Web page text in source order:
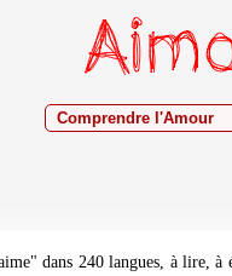
dans 240 langues, à lire, à